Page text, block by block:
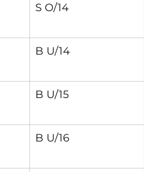
S O/14
B U/14
B U/15
B U/16